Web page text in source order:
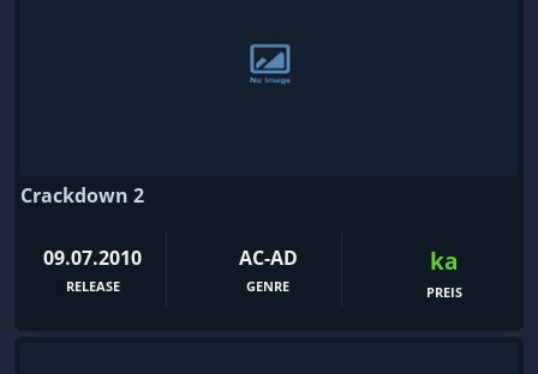
Crackdown 2
09.07.2010
RELEASE
AC-AD
GENRE
ka
PREIS